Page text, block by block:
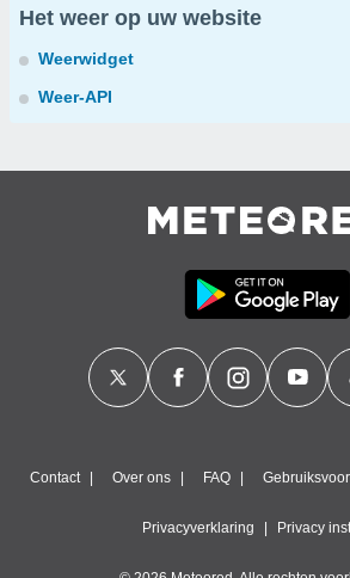
Het weer op uw website
Weerwidget
Weer-API
Contact Over ons FAQ
Privacyverklaring Privacy